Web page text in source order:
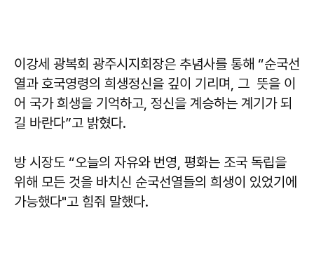
이강세 광복회 광주시지회장은 추념사를 통해 “순국선
열과 호국영령의 희생정신을 깊이 기리며, 그 뜻을 이
어 국가 희생을 기억하고, 정신을 계승하는 계기가 되
길 바란다”고 밝혔다.
방 시장도 “오늘의 자유와 번영, 평화는 조국 독립을
위해 모든 것을 바치신 순국선열들의 희생이 있었기에
가능했다"고 힘줘 말했다.